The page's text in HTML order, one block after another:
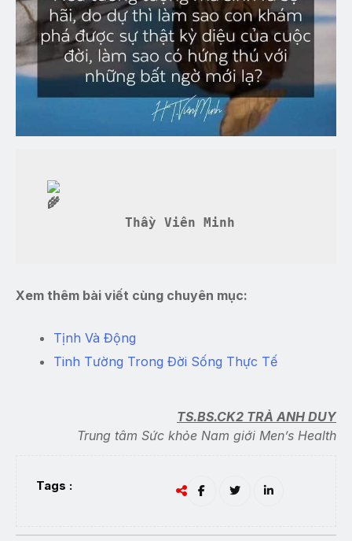
Thầy Viên Minh
Xem thêm bài viết cùng chuyên mục:
Tịnh Và Động
Tinh Tường Trong Đời Sống Thực Tế
TS.BS.CK2 TRÀ ANH DUY
Trung tâm Sức khỏe Nam giới Men’s Health
Tags :